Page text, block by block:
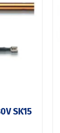
SK15